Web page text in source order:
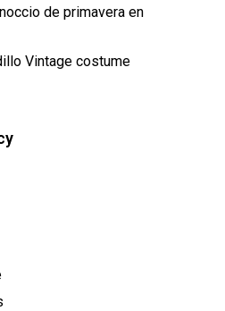
de primavera en
Vintage costume